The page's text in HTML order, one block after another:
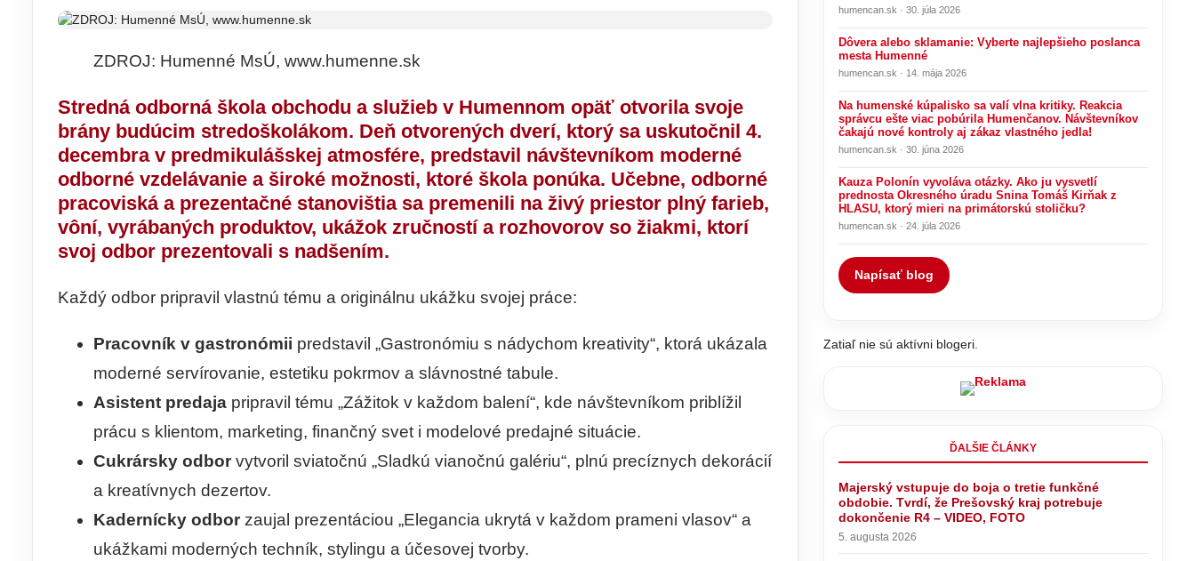
ZDROJ: Humenné MsÚ, www.humenne.sk
Stredná odborná škola obchodu a služieb v Humennom opäť otvorila svoje
brány budúcim stredoškolákom. Deň otvorených dverí, ktorý sa uskutočnil 4.
decembra v predmikulášskej atmosfére, predstavil návštevníkom moderné
odborné vzdelávanie a široké možnosti, ktoré škola ponúka. Učebne, odborné
pracoviská a prezentačné stanovištia sa premenili na živý priestor plný farieb,
vôní, vyrábaných produktov, ukážok zručností a rozhovorov so žiakmi, ktorí
svoj odbor prezentovali s nadšením.
Každý odbor pripravil vlastnú tému a originálnu ukážku svojej práce:
Pracovník v gastronómii predstavil „Gastronómiu s nádychom kreativity“, ktorá ukázala
moderné servírovanie, estetiku pokrmov a slávnostné tabule.
Asistent predaja pripravil tému „Zážitok v každom balení“, kde návštevníkom priblížil
prácu s klientom, marketing, finančný svet i modelové predajné situácie.
Cukrársky odbor vytvoril sviatočnú „Sladkú vianočnú galériu“, plnú precíznych dekorácií
a kreatívnych dezertov.
Kadernícky odbor zaujal prezentáciou „Elegancia ukrytá v každom prameni vlasov“ a
ukážkami moderných techník, stylingu a účesovej tvorby.
humencan.sk · 30. júla 2026
Dôvera alebo sklamanie: Vyberte najlepšieho poslanca
mesta Humenné
humencan.sk · 14. mája 2026
Na humenské kúpalisko sa valí vlna kritiky. Reakcia
správcu ešte viac pobúrila Humenčanov. Návštevníkov
čakajú nové kontroly aj zákaz vlastného jedla!
humencan.sk · 30. júna 2026
Kauza Polonín vyvoláva otázky. Ako ju vysvetlí
prednosta Okresného úradu Snina Tomáš Kirňak z
HLASU, ktorý mieri na primátorskú stoličku?
humencan.sk · 24. júla 2026
Napísať blog
Zatiaľ nie sú aktívni blogeri.
ĎALŠIE ČLÁNKY
Majerský vstupuje do boja o tretie funkčné
obdobie. Tvrdí, že Prešovský kraj potrebuje
dokončenie R4 – VIDEO, FOTO
5. augusta 2026